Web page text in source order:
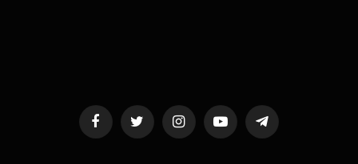
FacebookTwitter InstagramYouTubeTelegram